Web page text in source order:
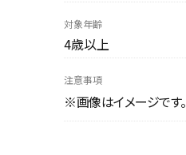
対象年齢
4歳以上
注意事項
※画像はイメージです。